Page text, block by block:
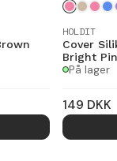
HOLDIT
Cover
Bright
På lager
149 DKK